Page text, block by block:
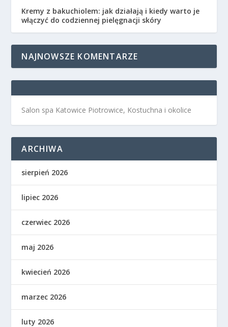
Kremy z bakuchiolem: jak działają i kiedy warto je
włączyć do codziennej pielęgnacji skóry
NAJNOWSZE KOMENTARZE
Salon spa Katowice Piotrowice, Kostuchna i okolice
ARCHIWA
sierpień 2026
lipiec 2026
czerwiec 2026
maj 2026
kwiecień 2026
marzec 2026
luty 2026